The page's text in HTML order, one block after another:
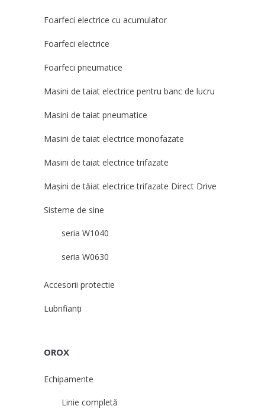
Foarfeci electrice cu acumulator
Foarfeci electrice
Foarfeci pneumatice
Masini de taiat electrice pentru banc de lucru
Masini de taiat pneumatice
Masini de taiat electrice monofazate
Masini de taiat electrice trifazate
Mașini de tăiat electrice trifazate Direct Drive
Sisteme de sine
seria W1040
seria W0630
Accesorii protectie
Lubrifianți
OROX
Echipamente
Linie completă